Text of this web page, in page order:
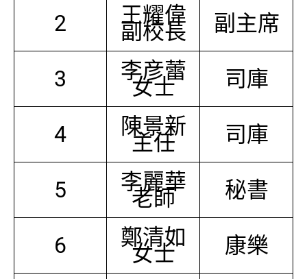
2 王耀偉
副校長 副主席
3 李彦蕾
女士 司庫
4 陳景新
主任 司庫
5 李麗華
老師 秘書
6 鄭清如
女士 康樂